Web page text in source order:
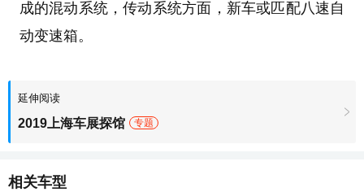
成的混动系统，传动系统方面，新车或匹配八速自
动变速箱。
延伸阅读
2019上海车展探馆 专题
相关车型